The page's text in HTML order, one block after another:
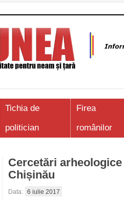
Tichia de
politician
Firea
românilor
Cercetări
Chișinău
Data: 6 iulie 2017